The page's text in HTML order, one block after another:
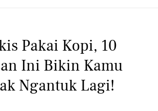
Pakai Kopi, 10
Ini Bikin Kamu
Ngantuk Lagi!